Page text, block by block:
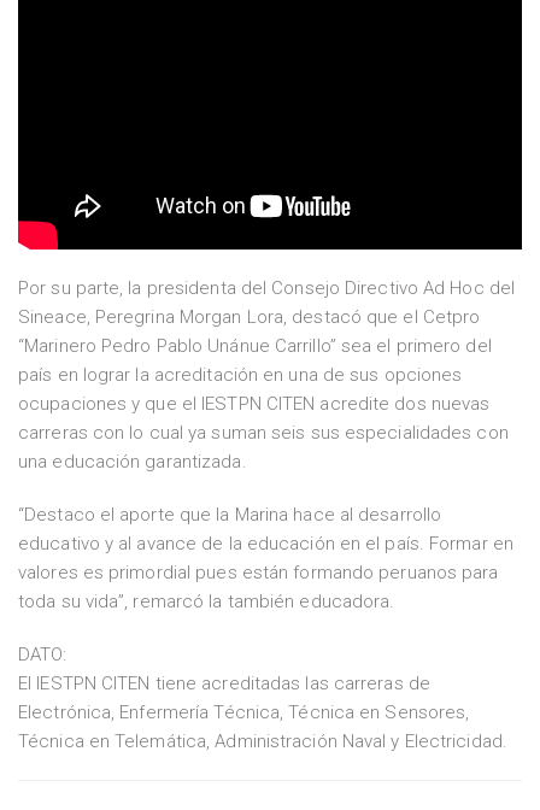
Por su parte, la presidenta del Consejo Directivo Ad Hoc del
Sineace, Peregrina Morgan Lora, destacó que el Cetpro
“Marinero Pedro Pablo Unánue Carrillo” sea el primero del
país en lograr la acreditación en una de sus opciones
ocupaciones y que el IESTPN CITEN acredite dos nuevas
carreras con lo cual ya suman seis sus especialidades con
una educación garantizada.
“Destaco el aporte que la Marina hace al desarrollo
educativo y al avance de la educación en el país. Formar en
valores es primordial pues están formando peruanos para
toda su vida”, remarcó la también educadora.
DATO:
El IESTPN CITEN tiene acreditadas las carreras de
Electrónica, Enfermería Técnica, Técnica en Sensores,
Técnica en Telemática, Administración Naval y Electricidad.